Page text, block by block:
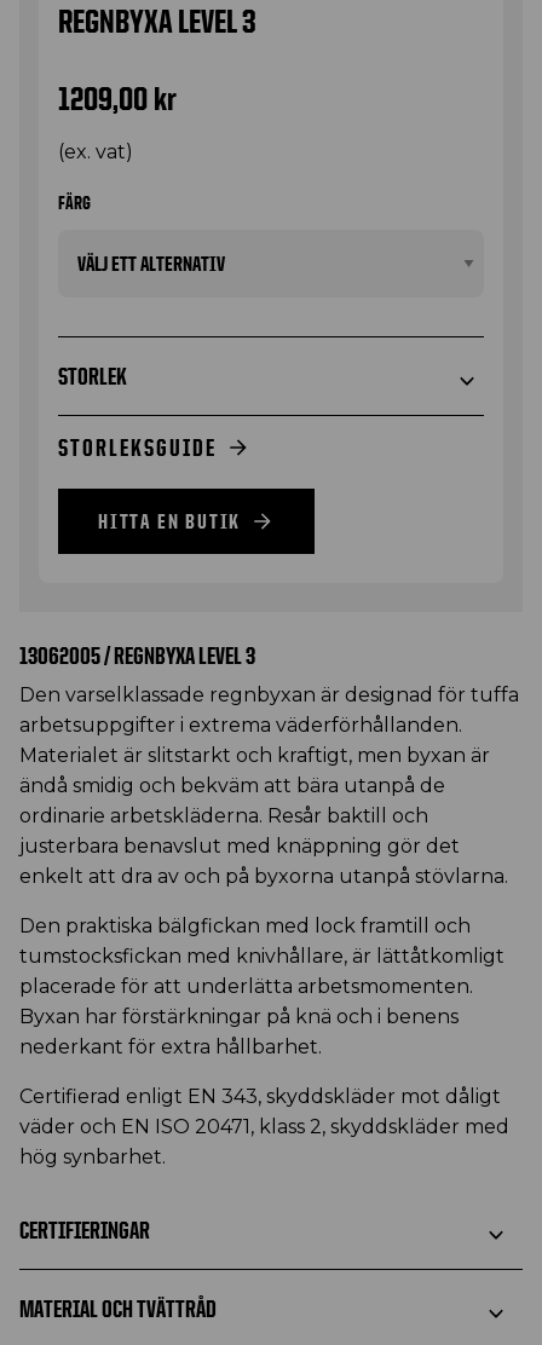
REGNBYXA LEVEL 3
1209,00 kr
(ex. vat)
FÄRG
STORLEK
STORLEKSGUIDE
HITTA EN BUTIK
13062005 / REGNBYXA LEVEL 3
Den varselklassade regnbyxan är designad för tuffa
arbetsuppgifter i extrema väderförhållanden.
Materialet är slitstarkt och kraftigt, men byxan är
ändå smidig och bekväm att bära utanpå de
ordinarie arbetskläderna. Resår baktill och
justerbara benavslut med knäppning gör det
enkelt att dra av och på byxorna utanpå stövlarna.
Den praktiska bälgfickan med lock framtill och
tumstocksfickan med knivhållare, är lättåtkomligt
placerade för att underlätta arbetsmomenten.
Byxan har förstärkningar på knä och i benens
nederkant för extra hållbarhet.
Certifierad enligt EN 343, skyddskläder mot dåligt
väder och EN ISO 20471, klass 2, skyddskläder med
hög synbarhet.
CERTIFIERINGAR
MATERIAL OCH TVÄTTRÅD